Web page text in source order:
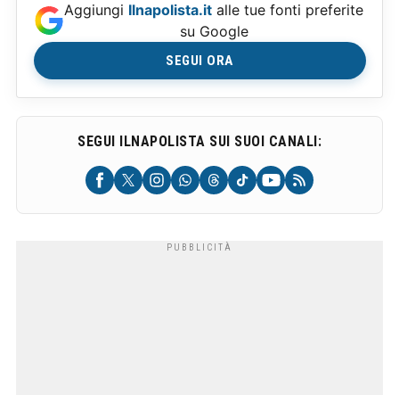
Aggiungi Ilnapolista.it alle tue fonti preferite
su Google
SEGUI ORA
SEGUI ILNAPOLISTA SUI SUOI CANALI: